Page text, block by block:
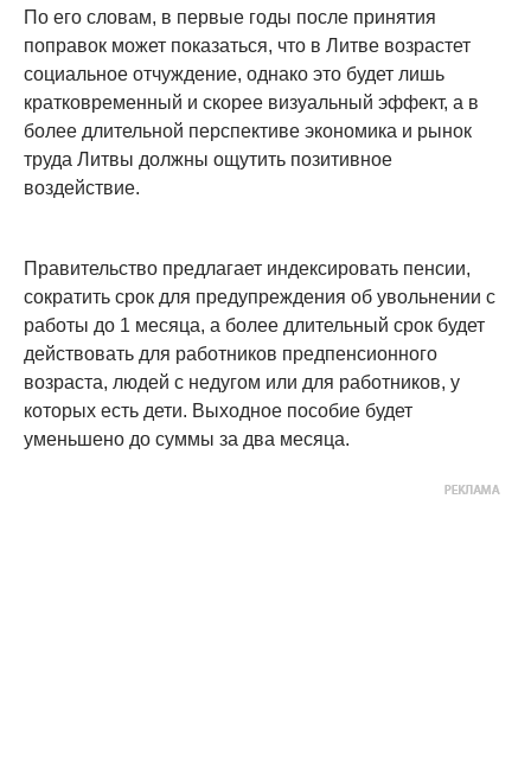
По его словам, в первые годы после принятия
поправок может показаться, что в Литве возрастет
социальное отчуждение, однако это будет лишь
кратковременный и скорее визуальный эффект, а в
более длительной перспективе экономика и рынок
труда Литвы должны ощутить позитивное
воздействие.
Правительство предлагает индексировать пенсии,
сократить срок для предупреждения об увольнении с
работы до 1 месяца, а более длительный срок будет
действовать для работников предпенсионного
возраста, людей с недугом или для работников, у
которых есть дети. Выходное пособие будет
уменьшено до суммы за два месяца.